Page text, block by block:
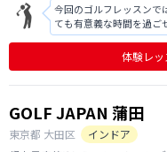
今回のゴルフレッスンで
ても有意義な時間を過ご
なアドバイスのおかげで
ました。実際に打球の
定期的にレッスンを受け
体験レッ
GOLF JAPAN 蒲田
東京都 大田区
インドア